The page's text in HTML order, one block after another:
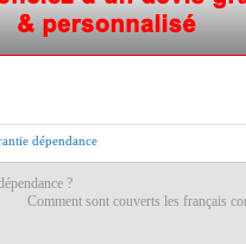
dépendance
?
Comment sont couverts les français